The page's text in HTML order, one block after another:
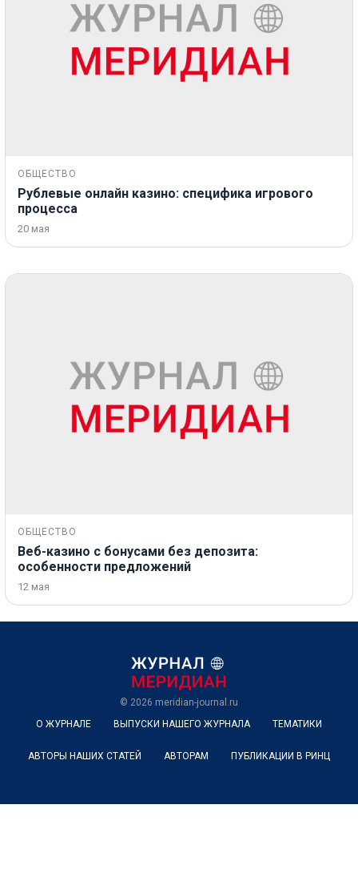
ОБЩЕСТВО
Рублевые онлайн казино: специфика игрового
процесса
20 мая
ОБЩЕСТВО
Веб-казино с бонусами без депозита:
особенности предложений
12 мая
© 2026 meridian-journal.ru
О ЖУРНАЛЕ
ВЫПУСКИ НАШЕГО ЖУРНАЛА ТЕМАТИКИ
АВТОРЫ НАШИХ СТАТЕЙ АВТОРАМ ПУБЛИКАЦИИ В РИНЦ